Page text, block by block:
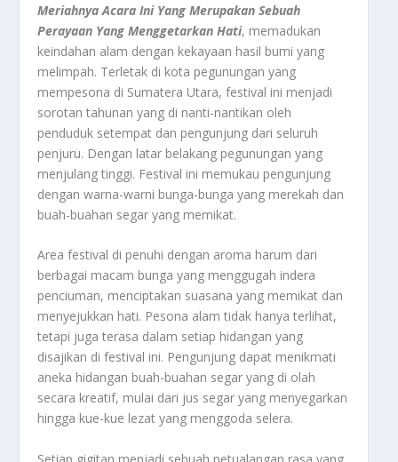
Meriahnya Acara Ini Yang MerupakanSebuah
Perayaan Yang Menggetarkan Hati, memadukan
keindahan alam dengan kekayaan hasil bumi yang
melimpah. Terletak di kota pegunungan yang
mempesona di Sumatera Utara, festival ini menjadi
sorotan tahunan yang di nanti-nantikan oleh
penduduk setempat dan pengunjung dari seluruh
penjuru. Dengan latar belakang pegunungan yang
menjulang tinggi. Festival ini memukau pengunjung
dengan warna-warni bunga-bunga yang merekah dan
buah-buahan segar yang memikat.
Area festival di penuhi dengan aroma harum dari
berbagai macam bunga yang menggugah indera
penciuman, menciptakan suasana yang memikat dan
menyejukkan hati. Pesona alam tidak hanya terlihat,
tetapi juga terasa dalam setiap hidangan yang
disajikan di festival ini. Pengunjung dapat menikmati
aneka hidangan buah-buahan segar yang di olah
secara kreatif, mulai dari jus segar yang menyegarkan
hingga kue-kue lezat yang menggoda selera.